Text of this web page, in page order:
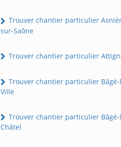
Trouver chantier particulier
sur-Saône
Trouver chantier particulier
Trouver chantier particulier Bâgé-
Ville
Trouver chantier particulier Bâgé-
Châtel